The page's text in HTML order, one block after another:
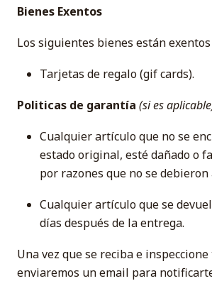
Bienes Exentos
Los siguientes bienes están
Tarjetas de regalo (gif cards).
Politicas de garantía (si es
Cualquier artículo que no se
estado original, esté dañado o
por razones que no se
Cualquier artículo que se
días después de la entrega.
Una vez que se reciba e
enviaremos un email para